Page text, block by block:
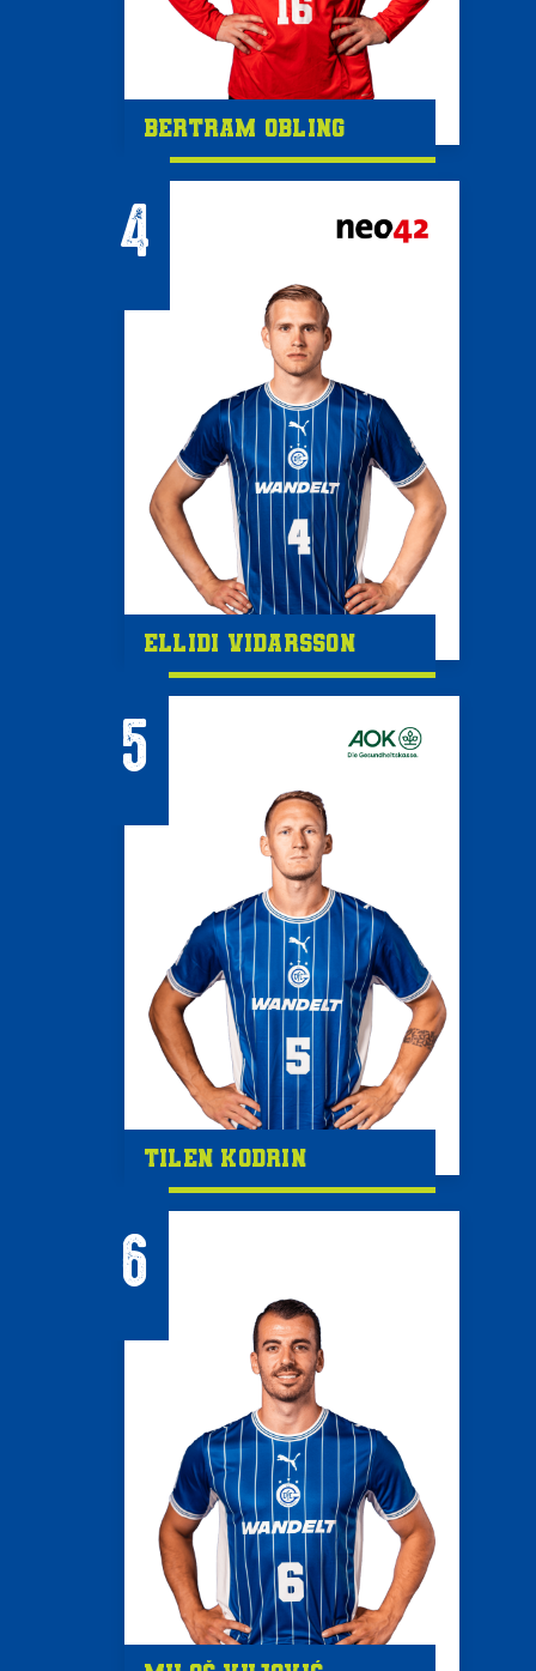
Bertram Obling
4
Ellidi Vidarsson
5
Tilen Kodrin
6